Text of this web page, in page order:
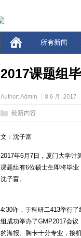
所有新闻
2017课题组
Author:Admin 8 6 月, 2017
最新内容
文：沈子富
2017年6月7日，厦门大学计
课题组有6位硕士生即将毕
沈子富。
4:30许，于科研二413举行
组成功举办了GMP2017会
的海报、胸卡十分专业，接